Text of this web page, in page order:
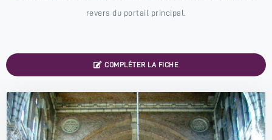
revers du portail principal.
COMPLÉTER LA FICHE